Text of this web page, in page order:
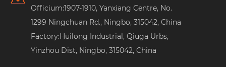
Officium:1907-1910, Yanxiang Centre, No.
1299 Ningchuan Rd., Ningbo, 315042, China
Factory:Huilong Industrial, Qiuga Urbs,
Yinzhou Dist, Ningbo, 315042, China